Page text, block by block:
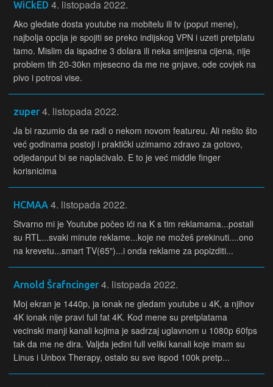
WiCkED 4. listopada 2022.
Ako gledate dosta youtube na mobitelu ili tv (poput mene),
najbolja opcija je spojiti se preko indijskog VPN i uzeti pretplatu
tamo. Mislim da ispadne 3 dolara ili neka smijesna cijena, nije
problem tih 20-30kn mjesecno da me ne gnjave, ode covjek na
pivo i potrosi vise.
zuper 4. listopada 2022.
Ja bi razumio da se radi o nekom novom featureu. Ali nešto što
već godinama postoji i praktički uzimamo zdravo za gotovo,
odjedanput bi se naplaćivalo. E to je već middle finger
korisnicima
HCMAA 4. listopada 2022.
Stvarno mi je Youtube počeo ići na K s tim reklamama...postali
su RTL...svaki minute reklame...koje ne možeš prekinuti....ono
na krevetu...smart TV(65")...i onda reklame za popizditi...
Arnold Šrafncinger 4. listopada 2022.
Moj ekran je 1440p, ja ionak ne gledam youtube u 4K, a njihov
4K ionak nije pravi full fat 4K. Kod mene su pretplatama
vecinski manji kanali kojima je sadrzaj uglavnom u 1080p 60fps
tak da me ne dira. Valjda jedini full veliki kanali koje imam su
Linus i Unbox Therapy, ostalo su sve ispod 100k pretp...